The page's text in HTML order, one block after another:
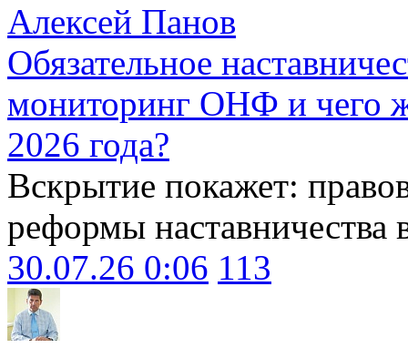
Алексей Панов
Обязательное
мониторинг ОНФ и чего
2026 года?
Вскрытие покажет:
реформы наставничества
30.07.26 0:06 113